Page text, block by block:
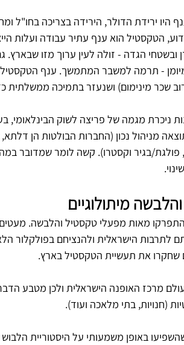
היו ירידת הדולר, הירידה בצריכה בחו"ל
הטקסטיל הוא ענף עתיר עבודה ועלות
ובשטחי הגדה - זולה לעין ערוך מזו
- תרמה למשבר המתמשך. ענף
שכר מינימום) ושנעזר בתמיכה ממשלתית
ניכרת מגמה של פריצה לשוק הבינלאומי,
מניהול נכון (החברות הבולטות הן
פולגת/בגיר וקסטרו). קשה לומר שמדובר
מיתולוגיים
מאות מפעלי טקסטיל והלבשה. מעטים
לתרבות הישראלית ולהנציחם בפולקלור
שחקרו את תעשיית הטקסטיל בארץ.
מרכז האופנה הישראלית ולכן מטבע
(חנויות, בתי מלאכה ועוד).
באופן משמעותי על היסטוריית